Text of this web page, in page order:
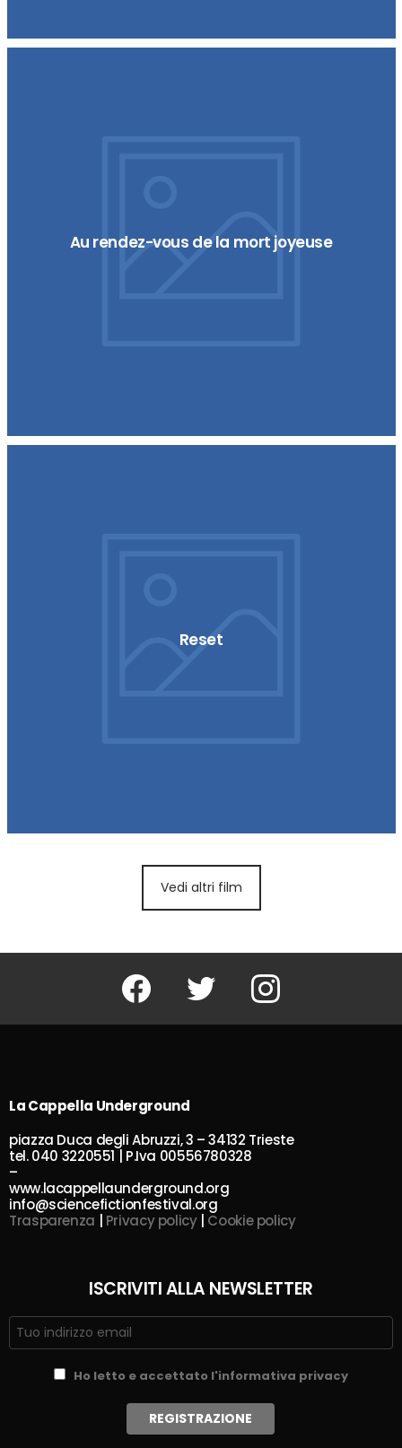
Au rendez-vous de la mort joyeuse
Reset
Vedi altri film
Facebook Twitter Instagram
La Cappella Underground
piazza Duca degli Abruzzi, 3 – 34132 Trieste
tel. 040 3220551 | P.Iva 00556780328
–
www.lacappellaunderground.org
info@sciencefictionfestival.org
Trasparenza | Privacy policy| Cookie policy
ISCRIVITI ALLA NEWSLETTER
Ho letto e accettato l'informativa privacy